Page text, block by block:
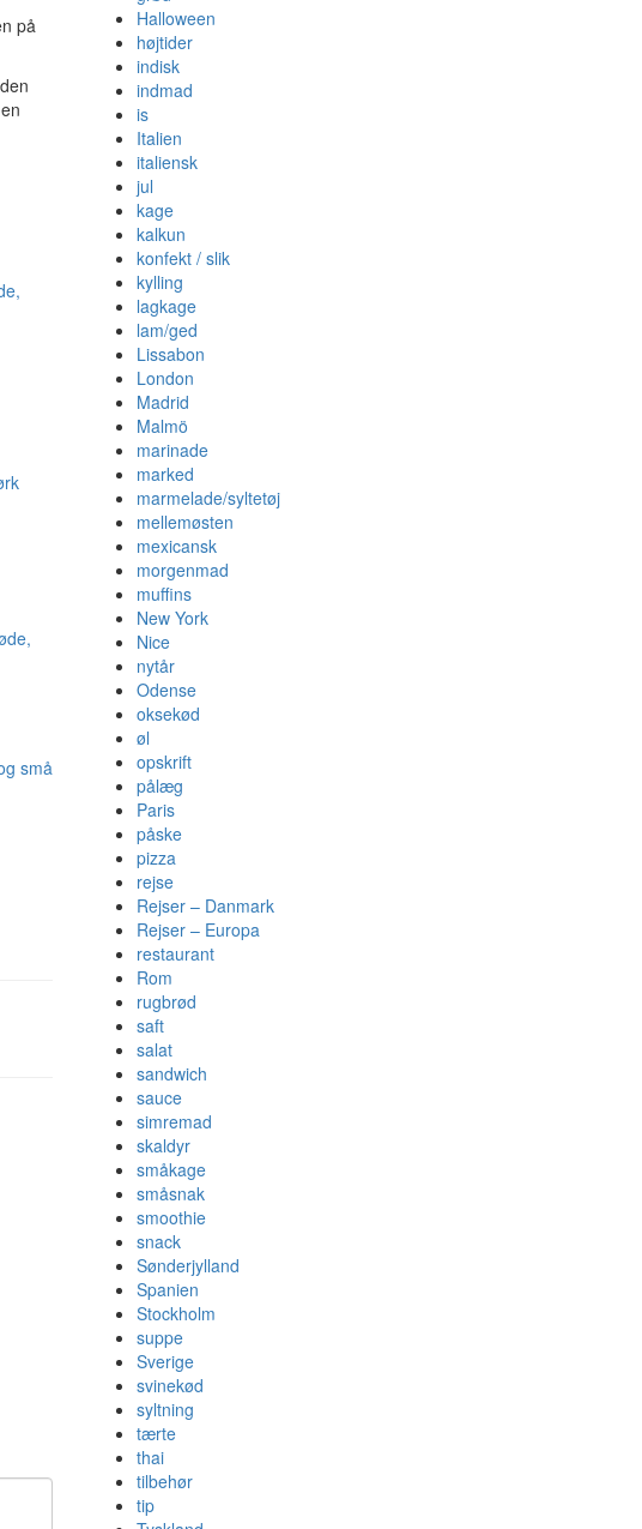
på
små
Halloween
højtider
indisk
indmad
is
Italien
italiensk
jul
kage
kalkun
konfekt / slik
kylling
lagkage
lam/ged
Lissabon
London
Madrid
Malmö
marinade
marked
marmelade/syltetøj
mellemøsten
mexicansk
morgenmad
muffins
New York
Nice
nytår
Odense
oksekød
øl
opskrift
pålæg
Paris
påske
pizza
rejse
Rejser – Danmark
Rejser – Europa
restaurant
Rom
rugbrød
saft
salat
sandwich
sauce
simremad
skaldyr
småkage
småsnak
smoothie
snack
Sønderjylland
Spanien
Stockholm
suppe
Sverige
svinekød
syltning
tærte
thai
tilbehør
tip